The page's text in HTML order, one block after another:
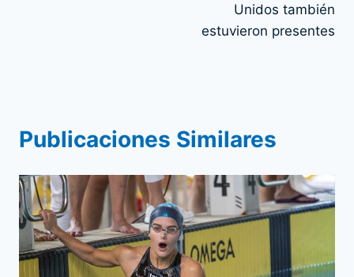
Unidos también
estuvieron presentes
Publicaciones Similares